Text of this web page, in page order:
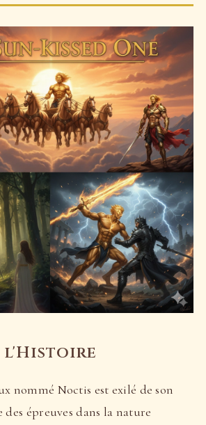
l'Histoire
nommé Noctis est exilé de son
épreuves dans la nature